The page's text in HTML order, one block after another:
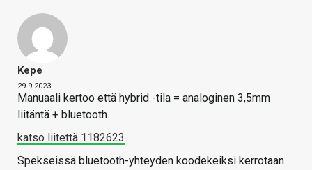
Kepe
29.9.2023
Manuaali kertoo että hybrid -tila = analoginen 3,5mm
liitäntä + bluetooth.
katso liitettä 1182623
Spekseissä bluetooth-yhteyden koodekeiksi kerrotaan